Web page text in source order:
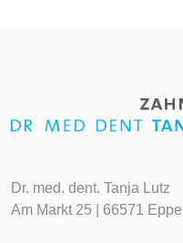
Dr. med. dent. Tanja Lutz
Am Markt 25 | 66571